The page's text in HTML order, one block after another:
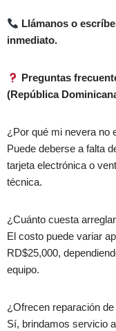
Llámanos o
inmediato.
Preguntas
(República
¿Por qué mi nevera no
Puede deberse a falta
tarjeta electrónica o
técnica.
¿Cuánto cuesta
El costo puede variar
RD$25,000,
equipo.
¿Ofrecen reparación
Sí, brindamos servicio